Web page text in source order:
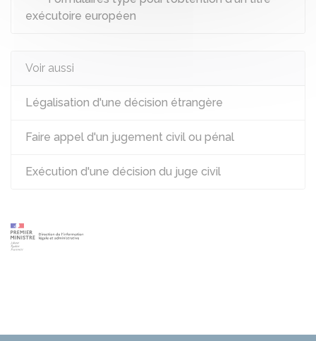
exécutoire européen
Voir aussi
Légalisation d'une décision étrangère
Faire appel d'un jugement civil ou pénal
Exécution d'une décision du juge civil